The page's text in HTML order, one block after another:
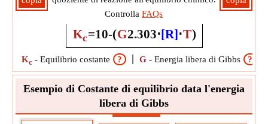
Controlla FAQs
Kc=10-(G2.303⋅[R]⋅T)
Kc - Equilibrio costante ? G - Energia libera di Gibbs ?
Esempio di Costante di equilibrio data l'energia
libera di Gibbs